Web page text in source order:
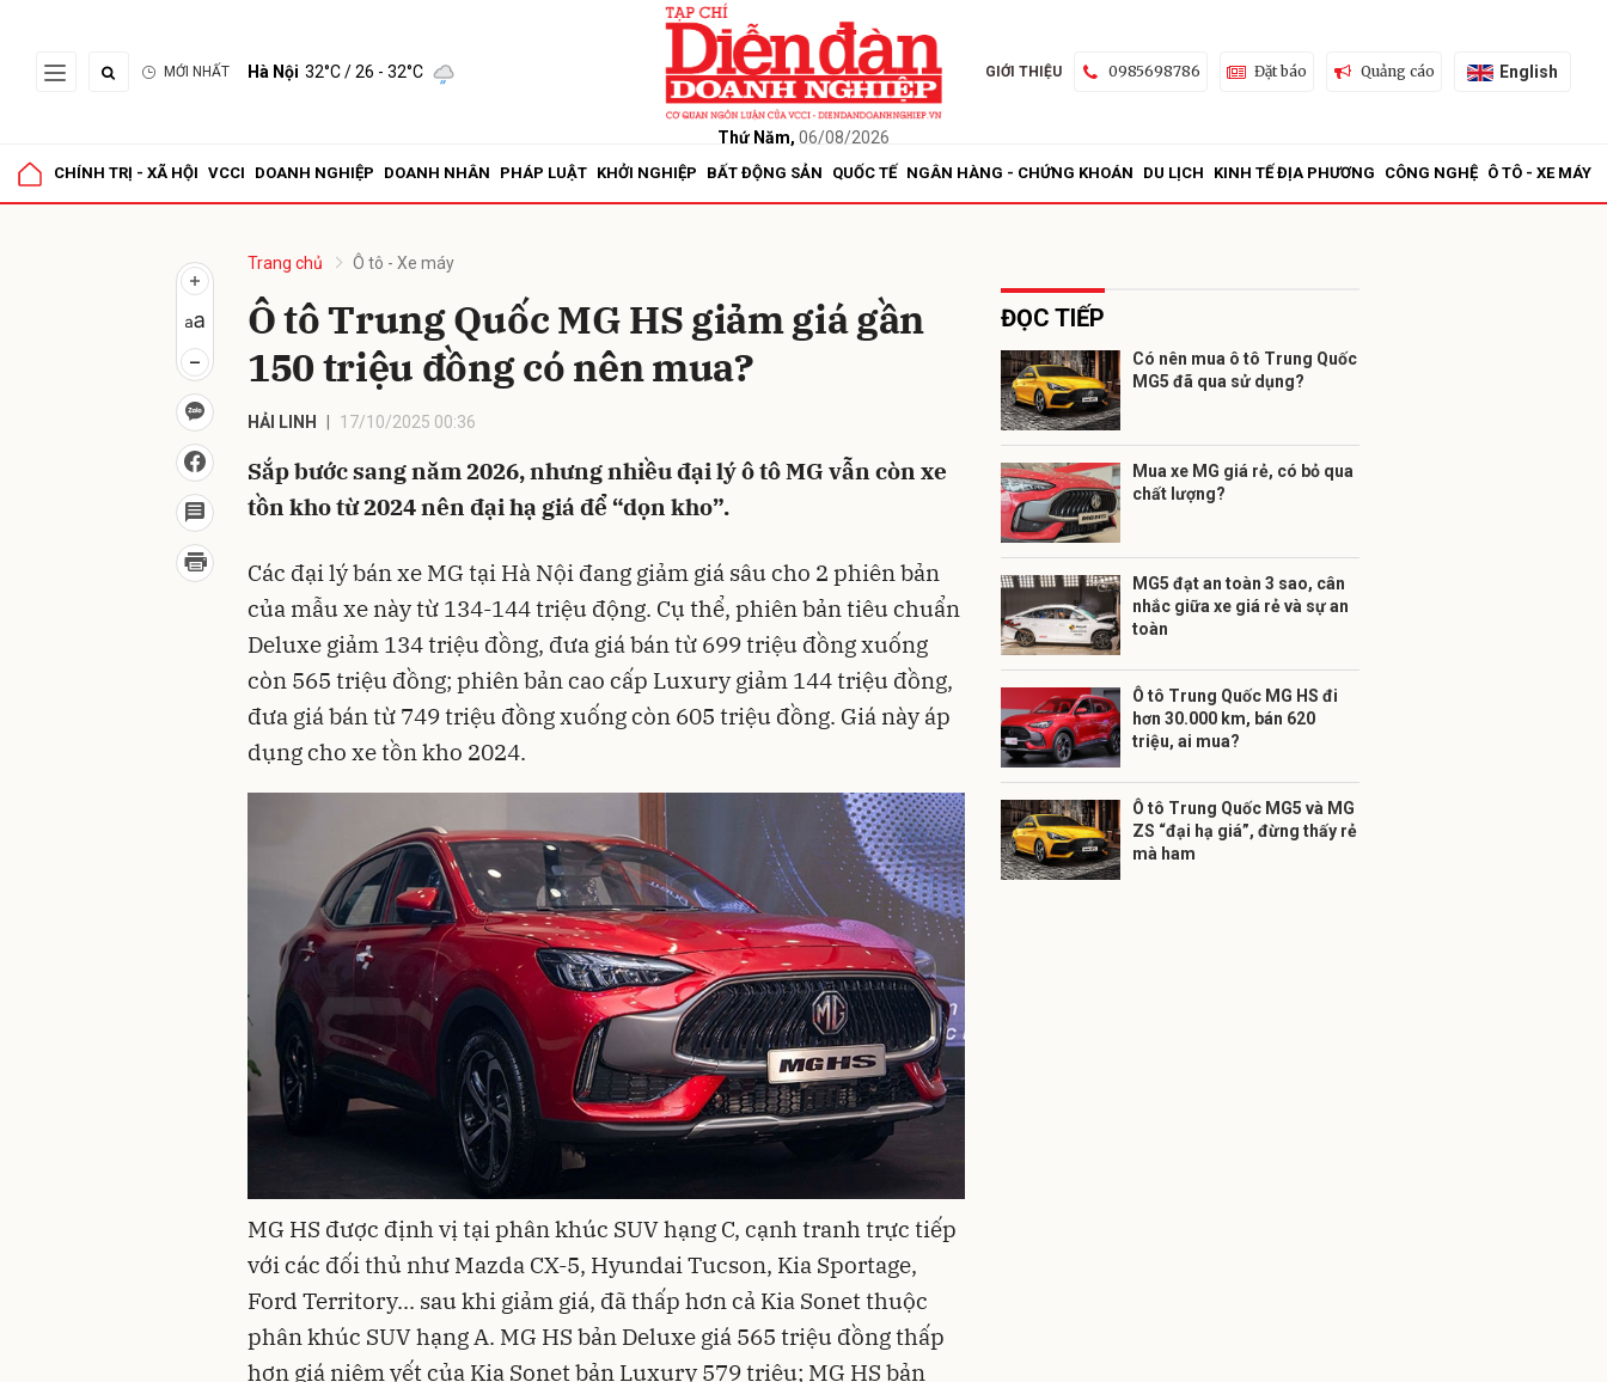
MỚI NHẤT Hà Nội 32°C/ 26 - 32°C
Thứ Năm, 06/08/2026
GIỚI THIỆU 0985698786 Đặt báo Quảng cáo English
CHÍNH TRỊ - XÃ HỘI VCCI DOANH NGHIỆP DOANH NHÂN PHÁP LUẬT KHỞI NGHIỆP BẤT ĐỘNG SẢN QUỐC TẾ NGÂN HÀNG - CHỨNG KHOÁN DU LỊCH KINH TẾ ĐỊA PHƯƠNG CÔNG NGHỆ Ô TÔ - XE MÁY
Trang chủ Ô tô - Xe máy
Ô tô Trung Quốc MG HS giảm giá gần
150 triệu đồng có nên mua?
HẢI LINH 17/10/2025 00:36
Sắp bước sang năm 2026, nhưng nhiều đại lý ô tô MG vẫn còn xe
tồn kho từ 2024 nên đại hạ giá để “dọn kho”.
Các đại lý bán xe MG tại Hà Nội đang giảm giá sâu cho 2 phiên bản
của mẫu xe này từ 134-144 triệu động. Cụ thể, phiên bản tiêu chuẩn
Deluxe giảm 134 triệu đồng, đưa giá bán từ 699 triệu đồng xuống
còn 565 triệu đồng; phiên bản cao cấp Luxury giảm 144 triệu đồng,
đưa giá bán từ 749 triệu đồng xuống còn 605 triệu đồng. Giá này áp
dụng cho xe tồn kho 2024.
MG HS được định vị tại phân khúc SUV hạng C, cạnh tranh trực tiếp
với các đối thủ như Mazda CX-5, Hyundai Tucson, Kia Sportage,
Ford Territory... sau khi giảm giá, đã thấp hơn cả Kia Sonet thuộc
phân khúc SUV hạng A. MG HS bản Deluxe giá 565 triệu đồng thấp
hơn giá niêm yết của Kia Sonet bản Luxury 579 triệu; MG HS bản
ĐỌC TIẾP
Có nên mua ô tô Trung Quốc
MG5 đã qua sử dụng?
Mua xe MG giá rẻ, có bỏ qua
chất lượng?
MG5 đạt an toàn 3 sao, cân
nhắc giữa xe giá rẻ và sự an
toàn
Ô tô Trung Quốc MG HS đi
hơn 30.000 km, bán 620
triệu, ai mua?
Ô tô Trung Quốc MG5 và MG
ZS “đại hạ giá”, đừng thấy rẻ
mà ham
Gửi